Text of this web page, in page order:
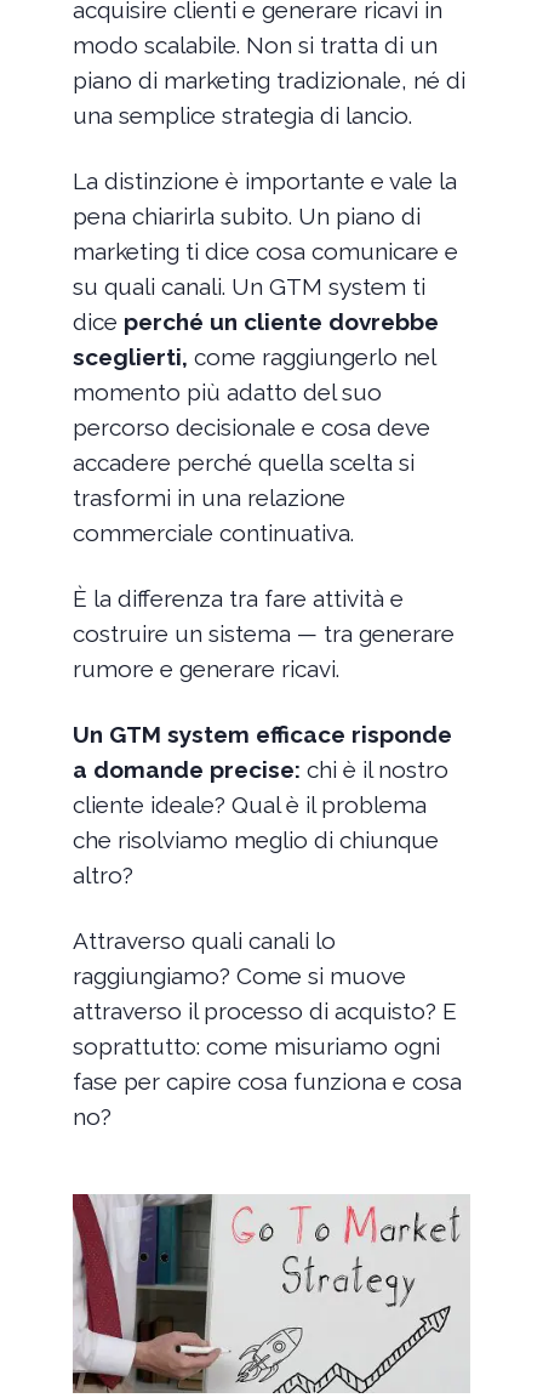
acquisire clienti e generare ricavi in
modo scalabile. Non si tratta di un
piano di marketing tradizionale, né di
una semplice strategia di lancio.
La distinzione è importante e vale la
pena chiarirla subito. Un piano di
marketing ti dice cosa comunicare e
su quali canali. Un GTM system ti
dice perché un cliente dovrebbe
sceglierti, come raggiungerlo nel
momento più adatto del suo
percorso decisionale e cosa deve
accadere perché quella scelta si
trasformi in una relazione
commerciale continuativa.
È la differenza tra fare attività e
costruire un sistema — tra generare
rumore e generare ricavi.
Un GTM system efficace risponde
a domande precise: chi è il nostro
cliente ideale? Qual è il problema
che risolviamo meglio di chiunque
altro?
Attraverso quali canali lo
raggiungiamo? Come si muove
attraverso il processo di acquisto? E
soprattutto: come misuriamo ogni
fase per capire cosa funziona e cosa
no?